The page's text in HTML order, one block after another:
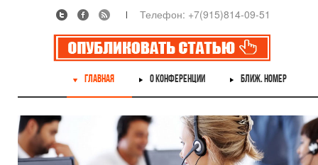
Телефон: +7(915)814-09-51
ГЛАВНАЯ О КОНФЕРЕНЦИИ БЛИЖ. НОМЕР